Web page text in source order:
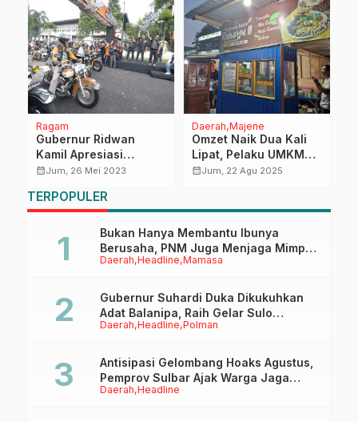
Ragam
Gubernur Ridwan
Kamil Apresiasi
Kegiatan Komunitas
Hotel di Pangandaran
calendar_monthJum, 26 Mei 2023
Daerah Majene
Omzet Naik Dua Kali
Lipat, Pelaku UMKM
Pamboang Panen
calendar_monthJum, 22 Agu 2025
TERPOPULER
Daerah Headline Mamasa
Bukan Hanya Membantu Ibunya
Berusaha, PNM Juga Menjaga Mimpi
Anaknya Untuk Menggapai Cita-Cita
Daerah Headline Polman
Gubernur Suhardi Duka Dikukuhkan
Adat Balanipa, Raih Gelar Sulo
Tappidena
Daerah Headline
Antisipasi Gelombang Hoaks Agustus,
Pemprov Sulbar Ajak Warga Jaga
Ruang Digital